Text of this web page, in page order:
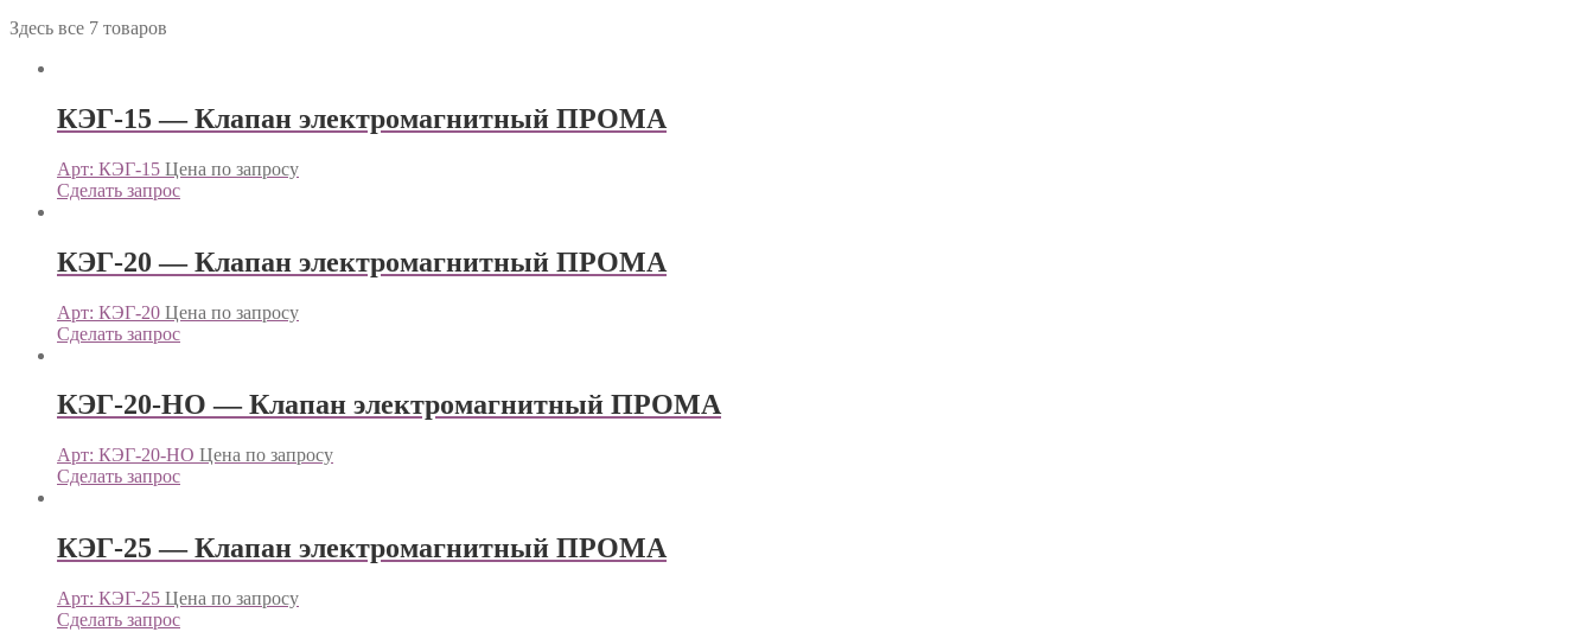
Здесь все 7 товаров
КЭГ-15 — Клапан электромагнитный ПРОМА
Арт: КЭГ-15 Цена по запросу
Сделать запрос
КЭГ-20 — Клапан электромагнитный ПРОМА
Арт: КЭГ-20 Цена по запросу
Сделать запрос
КЭГ-20-НО — Клапан электромагнитный ПРОМА
Арт: КЭГ-20-НО Цена по запросу
Сделать запрос
КЭГ-25 — Клапан электромагнитный ПРОМА
Арт: КЭГ-25 Цена по запросу
Сделать запрос